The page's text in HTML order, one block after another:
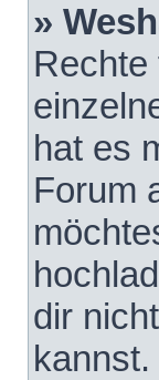
»
Rechte
hat es
Forum
dir
kannst.